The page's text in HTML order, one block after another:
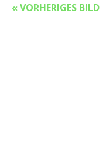
« VORHERIGES BILD